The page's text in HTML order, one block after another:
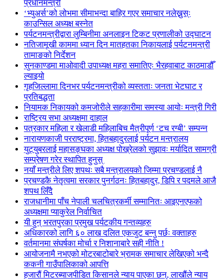
प्रधानमन्त्री
‘भ्युअर्स’को लोभमा सीमाभन्दा बाहिर गएर समाचार नलेख्नुस्ः
काउन्सिल अध्यक्ष बस्नेत
पर्यटनमन्त्रीद्वारा लुम्बिनीमा अनलाइन टिकट प्रणालीको उद्घाटन
नतिजामूखी काममा ध्यान दिन मातहतका निकायलाई पर्यटनमन्त्री
तामाङको निर्देशन
सुनकाण्डमा मा‌ओवादी उपाध्यक्ष महरा समातिएः भैरहवाबाट काठमाडौँ
ल्याइयो
गृहजिल्लामा दिनभर पर्यटनमन्त्रीको व्यस्तताः जनता भेटघाट र
प्रतिबद्धता
नियामक निकायको कमजोरीले सहकारीमा समस्या आयोः मन्त्री गिरी
राष्ट्रिय सभा अध्यक्षमा दाहाल
पत्रकार महिला र खेलाडी महिलाबिच मैत्रीपूर्ण ‘टच रग्बी’ सम्पन्न
नारायणकाजी परराष्ट्रमा, हितबहादुरलाई पर्यटन मन्त्रालय
युट्युबरलाई महासङ्घका अध्यक्ष पोख्रेलको सुझावः मर्यादित सामग्री
सम्प्रेषण गरेर स्थापित हुनुस्
नयाँ मन्त्रीले लिए शपथः सबै मन्त्रालयको जिम्मा प्रचण्डलाई नै
प्रचण्डकै नेतृत्वमा सरकार पुनर्गठनः हितबहादुर, डिपि र पदमले आजै
शपथ लिँदै
राजधानीमा पाँच नेपाली चलचित्रकर्मी सम्मानितः आइएनएफको
अध्यक्षमा प्याकुरेल निर्वाचित
यी हुन् भरतपुरका प्रमुख पर्यटकीय गन्तव्यहरु
अधिकारको लागि ६० लाख दलित एकजुट बन्नु पर्छः वक्ताहरु
वर्तमानमा संघर्षका मोर्चा र निशानाबारे सही नीति !
आयोजनामै नभएको मोटरबाटोबारे भ्रामक समाचार लेखिएको भन्दै
ककनी गाउँपालिकाको आपत्ति
हजारौं मिटरब्याजपीडित किसानले न्याय पाएका छन्, लाखौंले न्याय